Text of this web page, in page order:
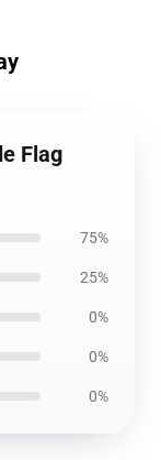
Flag
75%
25%
0%
0%
0%